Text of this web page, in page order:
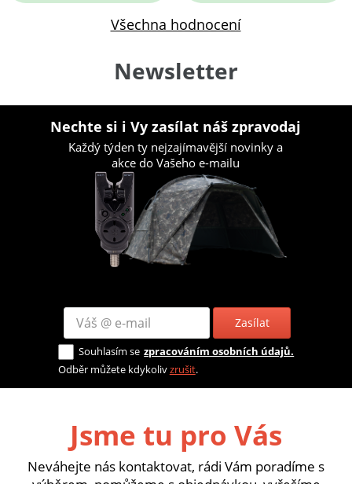
Všechna hodnocení
Newsletter
Nechte si i Vy zasílat náš zpravodaj
Každý týden ty nejzajímavější novinky a
akce do Vašeho e-mailu
Zasílat
Souhlasím se zpracováním osobních údajů.
Odběr můžete kdykolivzrušit.
Jsme tu pro Vás
Neváhejte nás kontaktovat, rádi Vám poradíme s